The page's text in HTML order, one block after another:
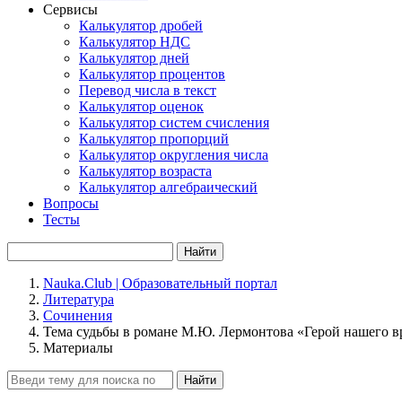
Сервисы
Калькулятор дробей
Калькулятор НДС
Калькулятор дней
Калькулятор процентов
Перевод числа в текст
Калькулятор оценок
Калькулятор систем счисления
Калькулятор пропорций
Калькулятор округления числа
Калькулятор возраста
Калькулятор алгебраический
Вопросы
Тесты
Найти
Nauka.Club | Образовательный портал
Литература
Сочинения
Тема судьбы в романе М.Ю. Лермонтова «Герой нашего
Материалы
Найти